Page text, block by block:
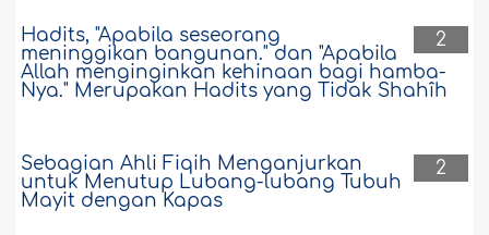
2
Hadits, "Apabila seseorang
meninggikan bangunan." dan "Apabila
Allah menginginkan kehinaan bagi hamba-
Nya." Merupakan Hadits yang Tidak Shahîh
2
Sebagian Ahli Fiqih Menganjurkan
untuk Menutup Lubang-lubang Tubuh
Mayit dengan Kapas